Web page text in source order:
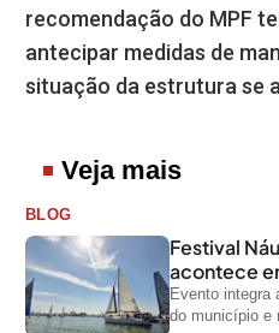
recomendação do MPF
antecipar medidas de
situação da estrutura se
Veja mais
BLOG
Festival
acontece
Evento integra
do município e